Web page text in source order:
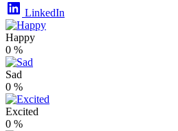
LinkedIn
Happy
0 %
Sad
0 %
Excited
0 %